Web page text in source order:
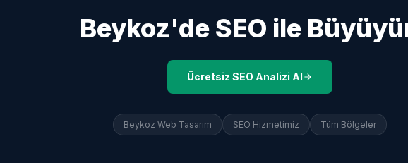
Beykoz'de SEO ile
Ücretsiz SEO Analizi Al
Beykoz Web Tasarım SEO Hizmetimiz Tüm Bölgeler